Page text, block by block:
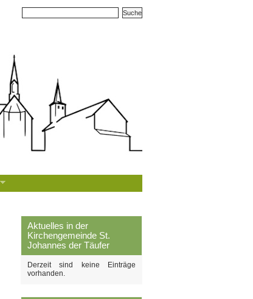
Aktuelles in der
Kirchengemeinde St.
Johannes der Täufer
Derzeit sind keine Einträge
vorhanden.